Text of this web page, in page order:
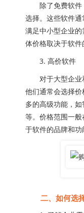
除了免费软件
选择。这些软件
满足中小型企业
体价格取决于软件
3. 高价软件
对于大型企业
他们通常会选择
多的高级功能，
等。价格范围一
于软件的品牌和功
二、如何选